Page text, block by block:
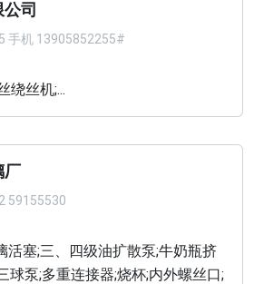
司
手机 13905852255#
绕丝机;...
厂
59155530
活塞;三、四级油扩散泵;牛奶瓶挤
球泵;多重连接器;烧杯;内外螺丝口;